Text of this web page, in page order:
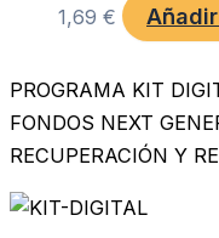
1,69 €
PROGRAMA KIT
FONDOS NEXT
RECUPERACIÓN Y